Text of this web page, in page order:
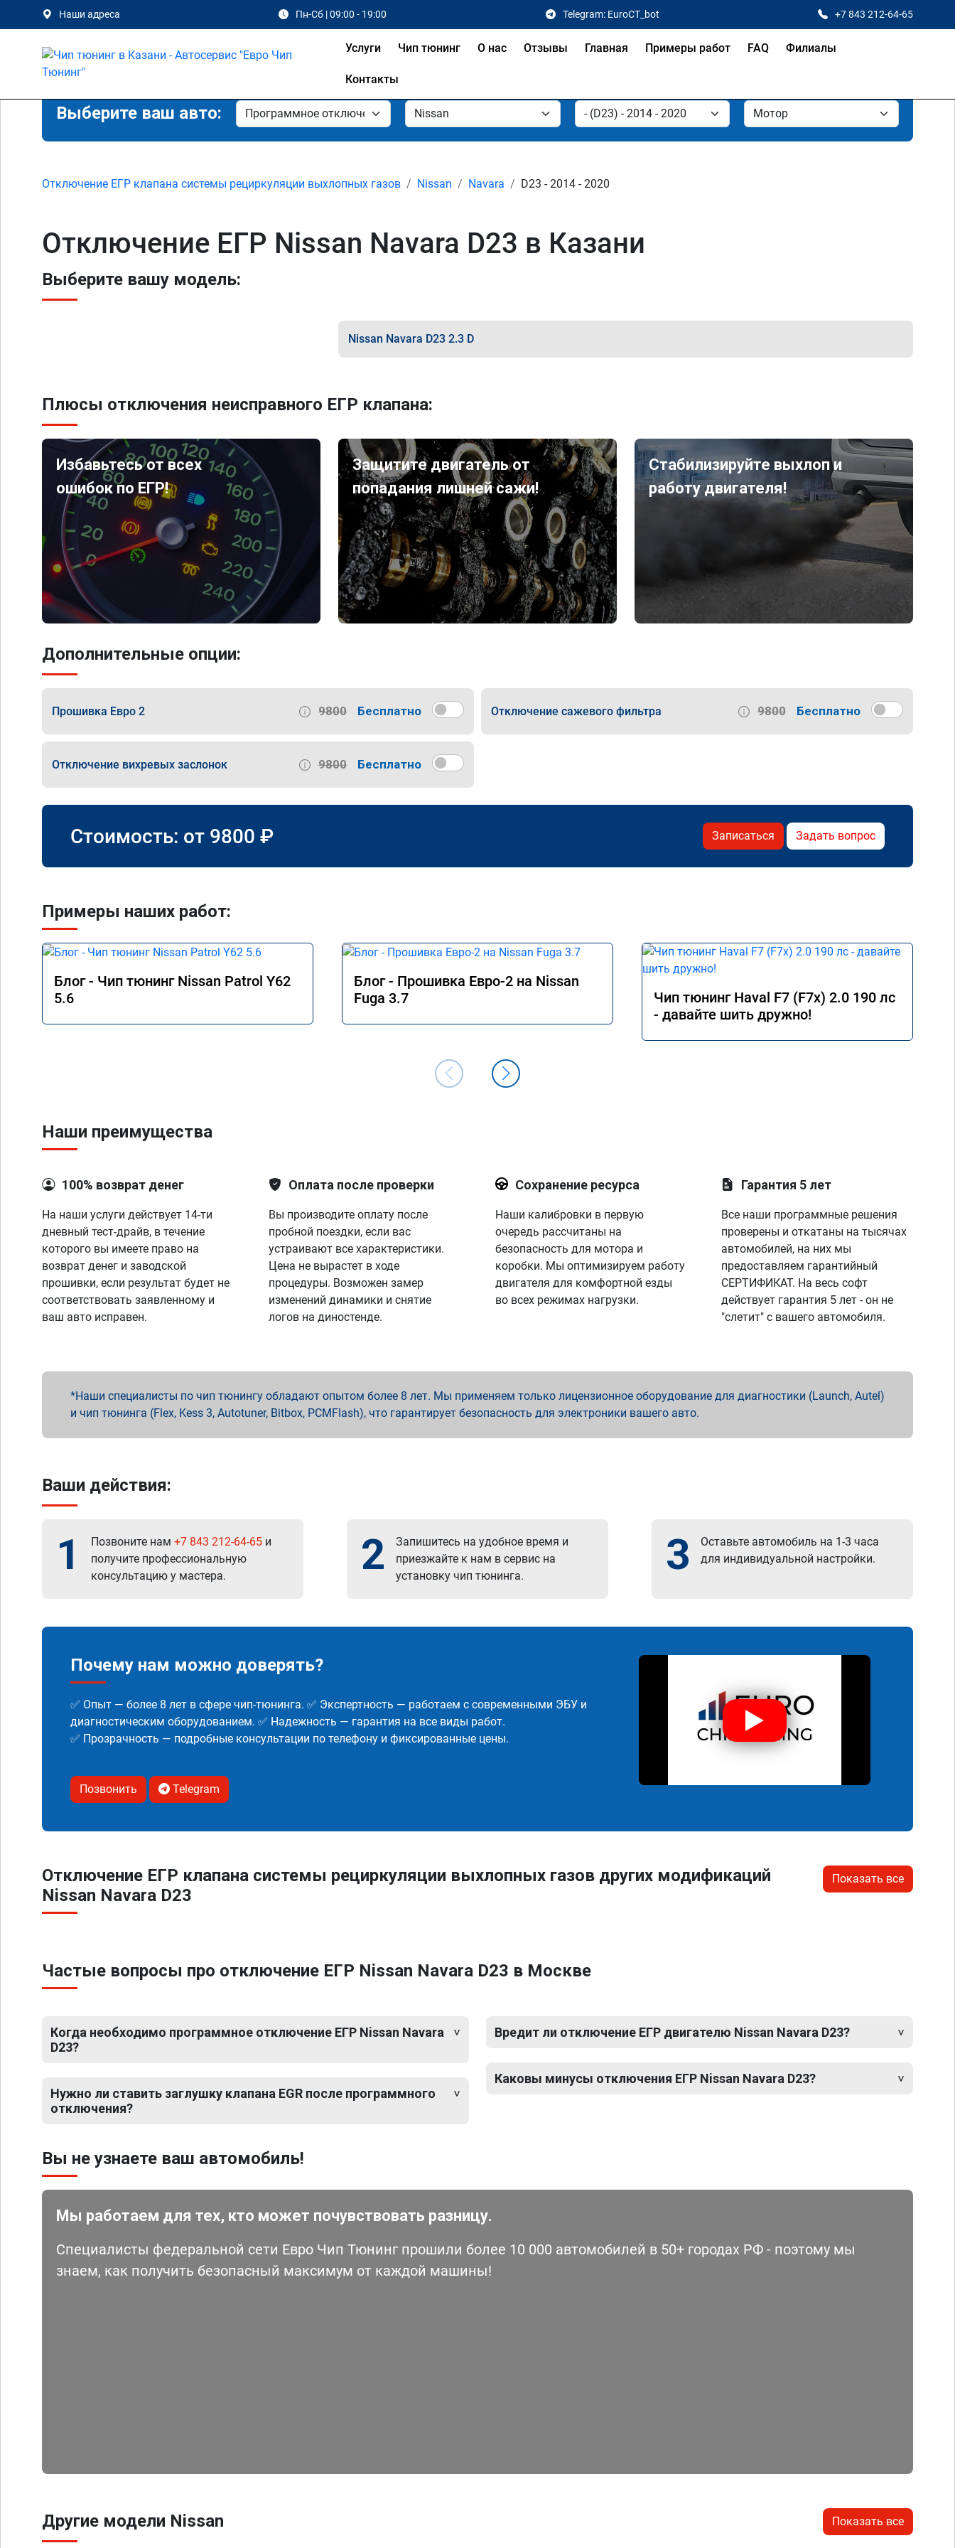
Наши адреса Пн-Сб | 09:00 - 19:00 Telegram: EuroCT_bot +7 843 212-64-65
Услуги Чип тюнинг О нас Отзывы Главная Примеры работ FAQ Филиалы
Контакты
Выберите ваш авто:
Отключение ЕГР клапана системы рециркуляции выхлопных газов Nissan Navara D23 - 2014 - 2020
Отключение ЕГР Nissan Navara D23 в Казани
Выберите вашу модель:
Nissan Navara D23 2.3 D
Плюсы отключения неисправного ЕГР клапана:
Избавьтесь от всех
ошибок по ЕГР!
Защитите двигатель от
попадания лишней сажи!
Стабилизируйте выхлоп и
работу двигателя!
Дополнительные опции:
Прошивка Евро 2 9800 Бесплатно Отключение сажевого фильтра 9800 Бесплатно
Отключение вихревых заслонок 9800 Бесплатно
Стоимость: от 9800 ₽ Записаться Задать вопрос
Примеры наших работ:
Блог - Чип тюнинг Nissan Patrol Y62
5.6
Блог - Прошивка Евро-2 на Nissan
Fuga 3.7
Чип тюнинг Haval F7 (F7x) 2.0 190 лс
- давайте шить дружно!
Наши преимущества
100% возврат денег
На наши услуги действует 14-ти
дневный тест-драйв, в течение
которого вы имеете право на
возврат денег и заводской
прошивки, если результат будет не
соответствовать заявленному и
ваш авто исправен.
Оплата после проверки
Вы производите оплату после
пробной поездки, если вас
устраивают все характеристики.
Цена не вырастет в ходе
процедуры. Возможен замер
изменений динамики и снятие
логов на диностенде.
Сохранение ресурса
Наши калибровки в первую
очередь рассчитаны на
безопасность для мотора и
коробки. Мы оптимизируем работу
двигателя для комфортной езды
во всех режимах нагрузки.
Гарантия 5 лет
Все наши программные решения
проверены и откатаны на тысячах
автомобилей, на них мы
предоставляем гарантийный
СЕРТИФИКАТ. На весь софт
действует гарантия 5 лет - он не
"слетит" с вашего автомобиля.
Наши специалисты по чип тюнингу обладают опытом более 8 лет. Мы применяем только лицензионное оборудование для диагностики (Launch, Autel)
и чип тюнинга (Flex, Kess 3, Autotuner, Bitbox, PCMFlash), что гарантирует безопасность для электроники вашего авто.
Ваши действия:
1 Позвоните нам +7 843 212-64-65 и
получите профессиональную
консультацию у мастера.
2
Запишитесь на удобное время и
приезжайте к нам в сервис на
установку чип тюнинга.
3
Оставьте автомобиль на 1-3 часа
для индивидуальной настройки.
Почему нам можно доверять?
✅ Опыт — более 8 лет в сфере чип-тюнинга. ✅ Экспертность — работаем с современными ЭБУ и
диагностическим оборудованием. ✅ Надежность — гарантия на все виды работ.
✅ Прозрачность — подробные консультации по телефону и фиксированные цены.
Позвонить Telegram
Отключение ЕГР клапана системы рециркуляции выхлопных газов других модификаций
Nissan Navara D23
Показать все
Частые вопросы про отключение ЕГР Nissan Navara D23 в Москве
Когда необходимо программное отключение ЕГР Nissan Navara
D23?
Нужно ли ставить заглушку клапана EGR после программного
отключения?
Вредит ли отключение ЕГР двигателю Nissan Navara D23?
Каковы минусы отключения ЕГР Nissan Navara D23?
Вы не узнаете ваш автомобиль!
Мы работаем для тех, кто может почувствовать разницу.
Специалисты федеральной сети Евро Чип Тюнинг прошили более 10 000 автомобилей в 50+ городах РФ - поэтому мы
знаем, как получить безопасный максимум от каждой машины!
Другие модели Nissan Показать все